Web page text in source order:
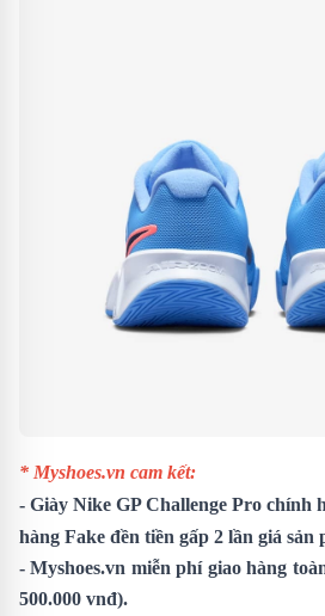
* Myshoes.vn cam kết:
- Giày Nike GP Challenge Pro chính
hàng Fake đền tiền gấp 2 lần giá sản
- Myshoes.vn miễn phí giao hàng
500.000 vnđ).